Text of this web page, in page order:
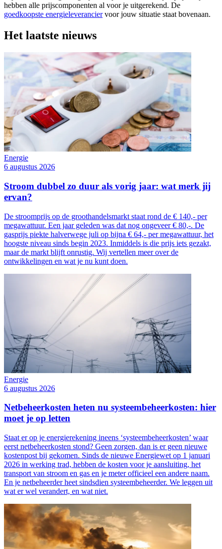
hebben alle prijscomponenten al voor je uitgerekend. De
goedkoopste energieleveranciervoor jouw situatie staat bovenaan.
Het laatste nieuws
Energie
6 augustus 2026
Stroom dubbel zo duur als vorig jaar: wat merk jij
ervan?
De stroomprijs op de groothandelsmarkt staat rond de € 140,- per
megawattuur. Een jaar geleden was dat nog ongeveer € 80,-. De
gasprijs piekte halverwege juli op bijna € 64,- per megawattuur, het
hoogste niveau sinds begin 2023. Inmiddels is die prijs iets gezakt,
maar de markt blijft onrustig. Wij vertellen meer over de
ontwikkelingen en wat je nu kunt doen.
Energie
6 augustus 2026
Netbeheerkosten heten nu systeembeheerkosten: hier
moet je op letten
Staat er op je energierekening ineens ‘systeembeheerkosten’ waar
eerst netbeheerkosten stond? Geen zorgen, dan is er geen nieuwe
kostenpost bij gekomen. Sinds de nieuwe Energiewet op 1 januari
2026 in werking trad, hebben de kosten voor je aansluiting, het
transport van stroom en gas en je meter officieel een andere naam.
En je netbeheerder heet sindsdien systeembeheerder. We leggen uit
wat er wel verandert, en wat niet.